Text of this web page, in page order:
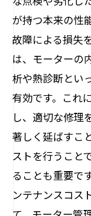
が持つ本来の性
故障による損失
は、モーターの
析や熱診断とい
有効です。これ
し、適切な修理
著しく延ばすこ
ストを行うこと
ることも重要で
ンテナンスコス